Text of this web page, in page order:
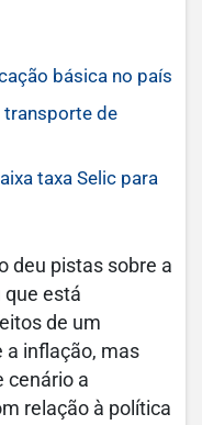
básica no país
de
taxa Selic para
deu pistas sobre a
que está
de um
a inflação, mas
cenário a
relação à política